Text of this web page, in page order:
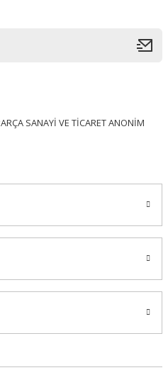
SANAYİ VE TİCARET ANONİM